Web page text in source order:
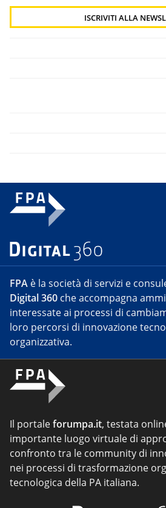
FPA è la società di servizi e
Digital 360 che accompagna
interessate ai processi di
loro percorsi di innovazione
organizzativa.
Il portaleforumpa.it, testata
importante luogo virtuale di
confronto tra le community di
nei processi di trasformazione
tecnologica della PA italiana.